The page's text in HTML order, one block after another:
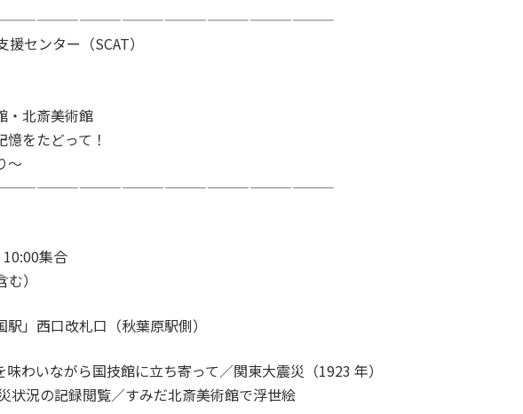
センター（SCAT）
・北斎美術館
をたどって！
〜
集合
）
」西口改札口（秋葉原駅側）
わいながら国技館に立ち寄って／関東大震災（1923 年）
状況の記録閲覧／すみだ北斎美術館で浮世絵